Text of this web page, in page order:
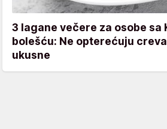
3 lagane večere za osobe sa
bolešću: Ne opterećuju
ukusne